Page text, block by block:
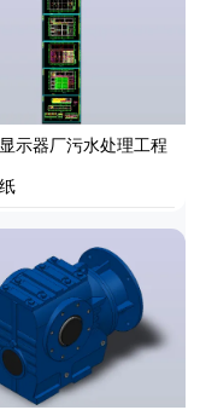
示器厂污水处理工程